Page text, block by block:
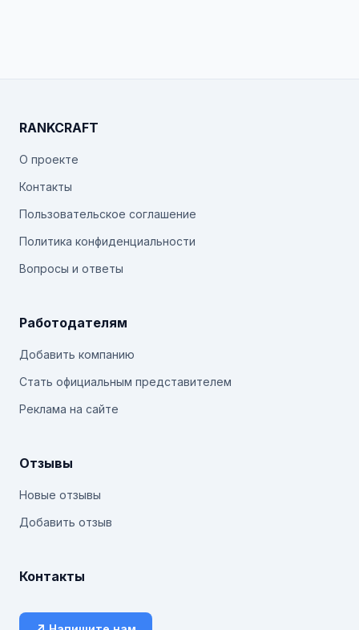
RANKCRAFT
О проекте
Контакты
Пользовательское соглашение
Политика конфиденциальности
Вопросы и ответы
Работодателям
Добавить компанию
Стать официальным представителем
Реклама на сайте
Отзывы
Новые отзывы
Добавить отзыв
Контакты